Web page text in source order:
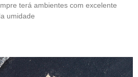
terá ambientes com excelente
umidade